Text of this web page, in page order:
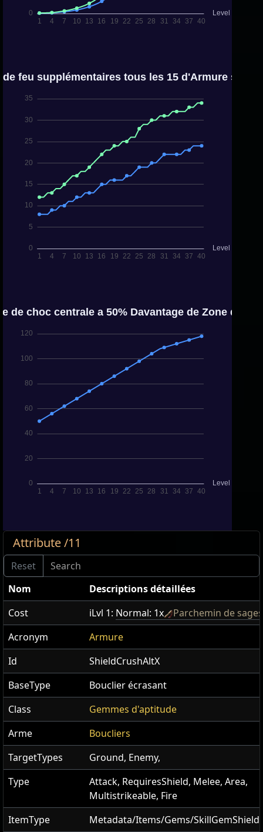
Attribute /11
Nom
Descriptions détaillées
Cost
iLvl 1: Normal: 1x
Parchemin de
Acronym
Armure
Id
ShieldCrushAltX
BaseType
Bouclier écrasant
Class
Gemmes d'aptitude
Arme
Boucliers
TargetTypes
Ground, Enemy,
Type
Attack, RequiresShield, Melee, Area,
Multistrikeable, Fire
ItemType
Metadata/Items/Gems/